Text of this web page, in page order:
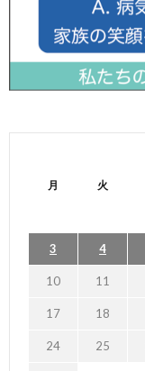
月 火
3 4
10 11
17 18
24 25